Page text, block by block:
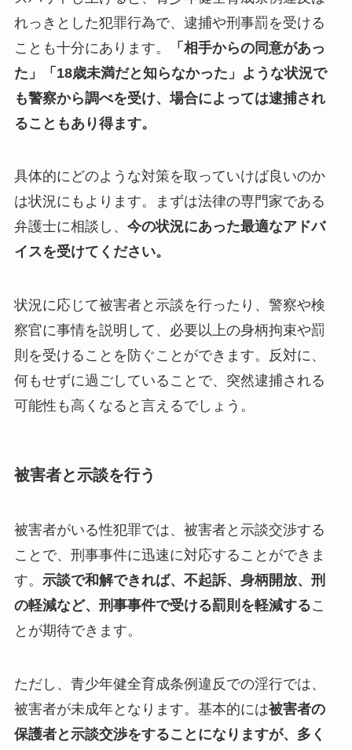
れっきとした犯罪行為で、逮捕や刑事罰を受ける
ことも十分にあります。
「相手からの同意があっ
た」「18歳未満だと知らなかった」ような状況で
も警察から調べを受け、場合によっては逮捕され
ることもあり得ます。
具体的にどのような対策を取っていけば良いのか
は状況にもよります。まずは法律の専門家である
弁護士に相談し、 今の状況にあった最適なアドバ
イスを受けてください。
状況に応じて被害者と示談を行ったり、警察や検
察官に事情を説明して、必要以上の身柄拘束や罰
則を受けることを防ぐことができます。反対に、
何もせずに過ごしていることで、突然逮捕される
可能性も高くなると言えるでしょう。
被害者と示談を行う
被害者がいる性犯罪では、被害者と示談交渉する
ことで、刑事事件に迅速に対応することができま
す。 示談で和解できれば、不起訴、身柄開放、刑
の軽減など、刑事事件で受ける罰則を軽減するこ
とが期待できます。
ただし、青少年健全育成条例違反での淫行では、
被害者が未成年となります。基本的には被害者の
保護者と示談交渉をすることになりますが、多く